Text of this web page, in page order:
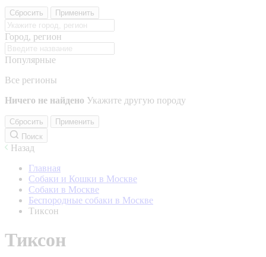
Сбросить Применить
Город, регион
Популярные
Все регионы
Ничего не найдено Укажите другую породу
Сбросить
Применить
Поиск
Назад
Главная
Собаки и Кошки в Москве
Собаки в Москве
Беспородные собаки в Москве
Тиксон
Тиксон